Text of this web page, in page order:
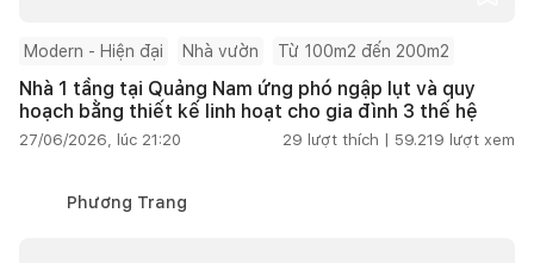
Modern - Hiện đại Nhà vườn Từ 100m2 đến 200m2
Nhà 1 tầng tại Quảng Nam ứng phó ngập lụt và quy
hoạch bằng thiết kế linh hoạt cho gia đình 3 thế hệ
27/06/2026, lúc 21:20 29 lượt thích | 59.219 lượt xem
Phương Trang